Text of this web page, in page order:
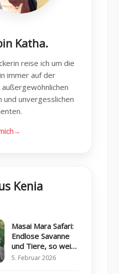
Katha.
reise ich um die
immer auf der
außergewöhnlichen
und unvergesslichen
→
Kenia
Masai Mara Safari:
Endlose Savanne
und Tiere, so weit
das Auge reicht
5. Februar 2026